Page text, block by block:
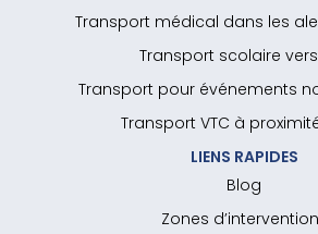
Transport médical dans les
Transport scolaire
Transport pour événements
Transport VTC à
LIENS RAPIDES
Blog
Zones